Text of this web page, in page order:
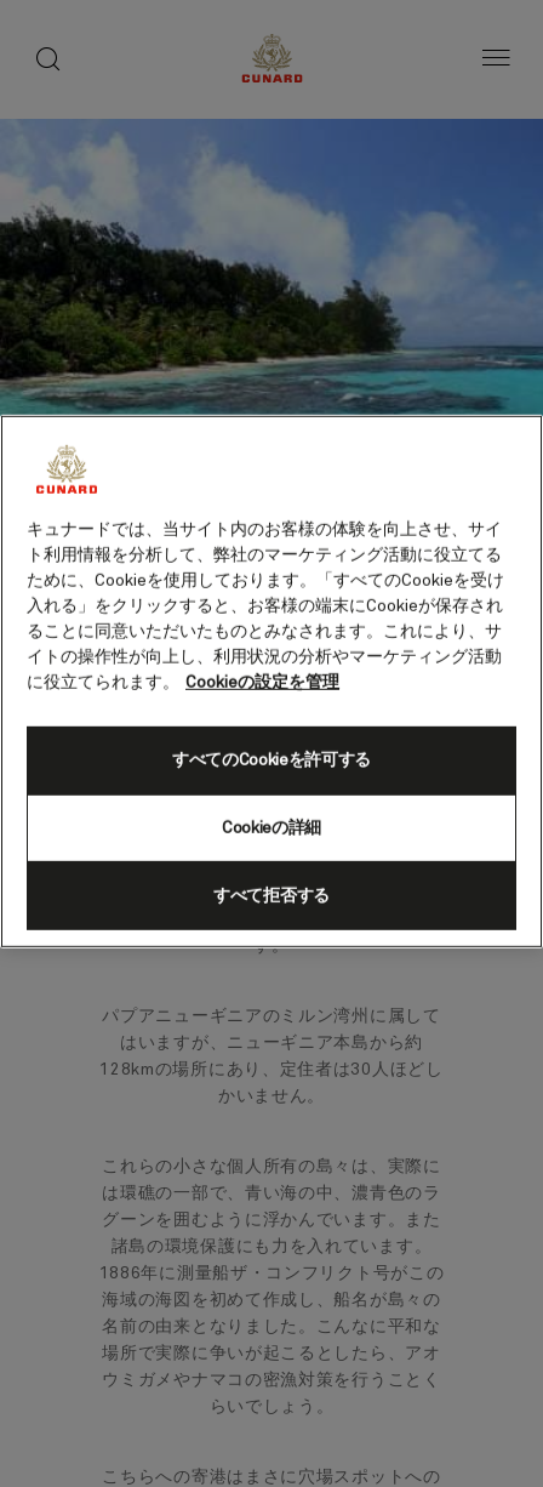
へ
ッ
コンフリクト諸島（パプア
ニューギニア）
パプアニューギニア東海岸の沖に浮かぶ21
の島々は、見事な自然美がもたらす静けさ
す。
フリクト諸島はまさにその通りの場所で
す。この地域では、大自然を楽しむことが
唯一の醍醐味でしょう。また、遠隔地のた
す。
パプアニューギニアのミルン湾州に属して
はいますが、ニューギニア本島から約
128kmの場所にあり、定住者は30人ほどし
かいません。
これらの小さな個人所有の島々は、実際に
は環礁の一部で、青い海の中、濃青色のラ
グーンを囲むように浮かんでいます。また
諸島の環境保護にも力を入れています。
1886年に測量船ザ・コンフリクト号がこの
海域の海図を初めて作成し、船名が島々の
名前の由来となりました。こんなに平和な
場所で実際に争いが起こるとしたら、アオ
ウミガメやナマコの密漁対策を行うことく
らいでしょう。
こちらへの寄港はまさに穴場スポットへの
キュナードでは、当サイト内のお客様の体験を向上させ、サイ
ト利用情報を分析して、弊社のマーケティング活動に役立てる
ために、Cookieを使用しております。「すべてのCookieを受け
入れる」をクリックすると、お客様の端末にCookieが保存され
ることに同意いただいたものとみなされます。これにより、サ
イトの操作性が向上し、利用状況の分析やマーケティング活動
に役立てられます。
Cookieの設定を管理
Cookieの詳細
すべて拒否する
すべてのCookieを許可する